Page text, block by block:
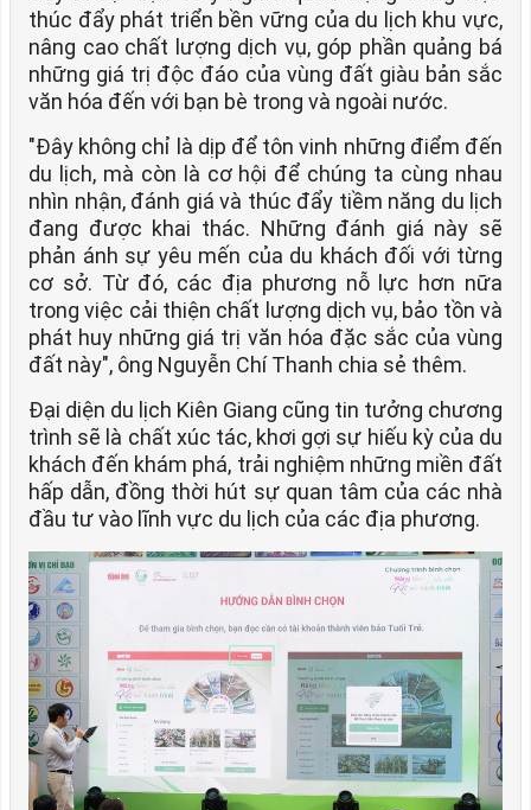
thúc đẩy phát triển bền vững của du lịch khu vực,
nâng cao chất lượng dịch vụ, góp phần quảng bá
những giá trị độc đáo của vùng đất giàu bản sắc
văn hóa đến với bạn bè trong và ngoài nước.
"Đây không chỉ là dịp để tôn vinh những điểm đến
du lịch, mà còn là cơ hội để chúng ta cùng nhau
nhìn nhận, đánh giá và thúc đẩy tiềm năng du lịch
đang được khai thác. Những đánh giá này sẽ
phản ánh sự yêu mến của du khách đối với từng
cơ sở. Từ đó, các địa phương nỗ lực hơn nữa
trong việc cải thiện chất lượng dịch vụ, bảo tồn và
phát huy những giá trị văn hóa đặc sắc của vùng
đất này", ông Nguyễn Chí Thanh chia sẻ thêm.
Đại diện du lịch Kiên Giang cũng tin tưởng chương
trình sẽ là chất xúc tác, khơi gợi sự hiếu kỳ của du
khách đến khám phá, trải nghiệm những miền đất
hấp dẫn, đồng thời hút sự quan tâm của các nhà
đầu tư vào lĩnh vực du lịch của các địa phương.